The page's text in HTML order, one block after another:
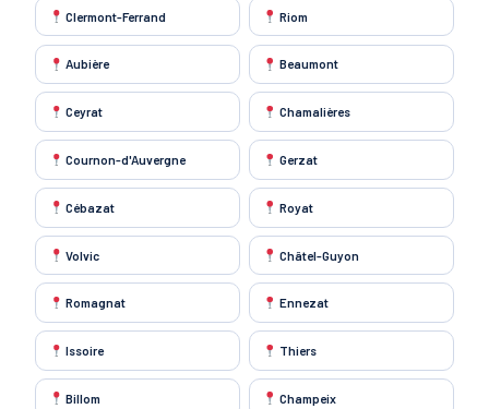
Clermont-Ferrand Riom
Aubière Beaumont
Ceyrat Chamalières
Cournon-d'Auvergne Gerzat
Cébazat Royat
Volvic Châtel-Guyon
Romagnat Ennezat
Issoire Thiers
Billom Champeix